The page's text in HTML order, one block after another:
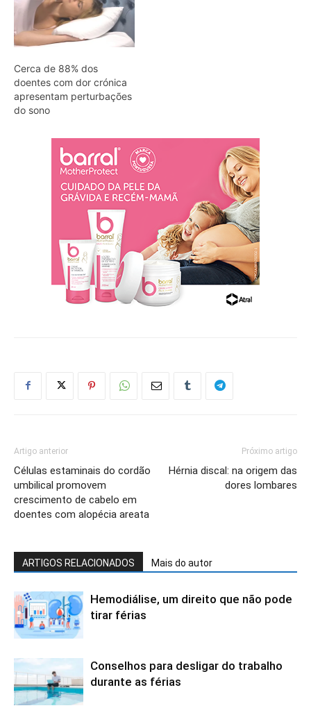
Cerca de 88% dos
doentes com dor crónica
apresentam perturbações
do sono
Artigo anterior
Células estaminais do cordão
umbilical promovem
crescimento de cabelo em
doentes com alopécia areata
Próximo artigo
Hérnia discal: na origem das
dores lombares
ARTIGOS RELACIONADOS Mais do autor
Hemodiálise, um direito que não pode
tirar férias
Conselhos para desligar do trabalho
durante as férias